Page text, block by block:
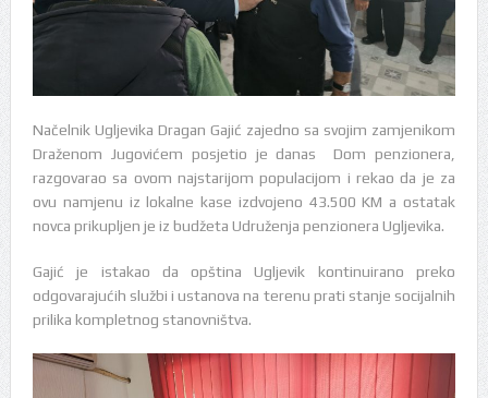
Načelnik Ugljevika Dragan Gajić zajedno sa svojim zamjenikom
Draženom Jugovićem posjetio je danas Dom penzionera,
razgovarao sa ovom najstarijom populacijom i rekao da je za
ovu namjenu iz lokalne kase izdvojeno 43.500 KM a ostatak
novca prikupljen je iz budžeta Udruženja penzionera Ugljevika.
Gajić je istakao da opština Ugljevik kontinuirano preko
odgovarajućih službi i ustanova na terenu prati stanje socijalnih
prilika kompletnog stanovništva.